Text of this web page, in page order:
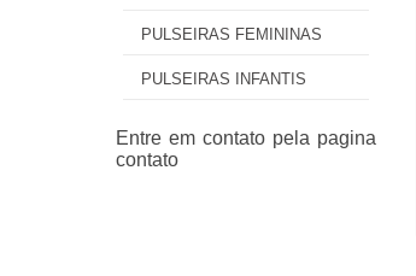
PULSEIRAS FEMININAS
PULSEIRAS INFANTIS